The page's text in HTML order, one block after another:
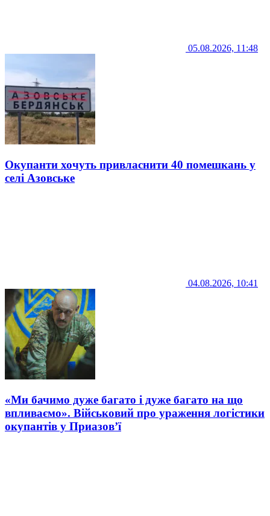
05.08.2026, 11:48
Окупанти хочуть привласнити 40 помешкань у
селі Азовське
04.08.2026, 10:41
«Ми бачимо дуже багато і дуже багато на що
впливаємо». Військовий про ураження логістики
окупантів у Приазов’ї